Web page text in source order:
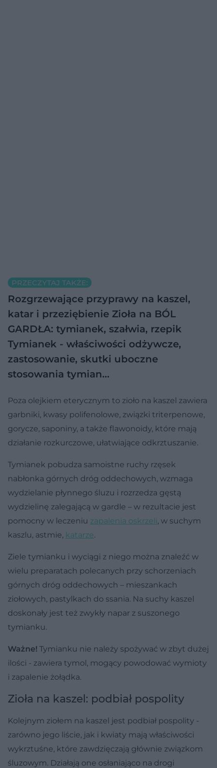
PRZECZYTAJ TAKŻE:
Rozgrzewające przyprawy na kaszel,
katar i przeziębienie Zioła na BÓL
GARDŁA: tymianek, szałwia, rzepik
Tymianek - właściwości odżywcze,
zastosowanie, skutki uboczne
stosowania tymian…
Poza olejkiem eterycznym to zioło na kaszel zawiera
garbniki, kwasy polifenolowe, związki triterpenowe,
gorycze, saponiny, a także flawonoidy, które mają
działanie rozkurczowe, ułatwiające odkrztuszanie.
Tymianek pobudza samoistne ruchy rzęsek
nabłonka górnych dróg oddechowych, wzmaga
wydzielanie płynnego śluzu i rozrzedza gęstą
wydzielinę zalegającą w gardle – w rezultacie jest
pomocny w leczeniu zapalenia oskrzeli, w suchym
kaszlu, astmie, katarze.
Ziele tymianku i wyciągi z niego można znaleźć w
wielu preparatach polecanych przy schorzeniach
górnych dróg oddechowych – mieszankach
ziołowych, pastylkach do ssania. Na suchy kaszel
doskonały jest też zwykły napar z suszonego
tymianku.
Ważne! Tymianku nie należy spożywać w zbyt dużej
ilości - zawiera tymol, mogący powodować wymioty
i zapalenie żołądka.
Zioła na kaszel: podbiał pospolity
Kolejnym ziołem na kaszel jest podbiał pospolity -
zarówno jego liście, jak i kwiaty mają właściwości
wykrztuśne, które zawdzięczają głównie związkom
śluzowym. Działają one osłaniająco na drogi